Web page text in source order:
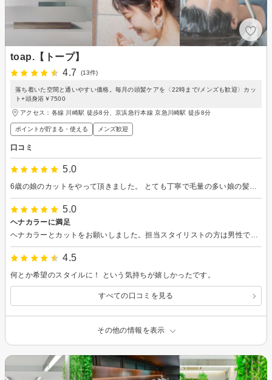
toap.【トープ】
4.7
(13件)
落ち着いた空間と通いやすい価格。毎月の頭髪ケアを〈22時まで/メンズも歓迎〉カッ
ト+頭身浴￥7500
アクセス：各線 川崎駅 徒歩8分、京浜急行本線 京急川崎駅 徒歩8分
ポイントが貯まる・使える メンズ歓迎
口コミ
5.0
6歳の娘のカットをやって頂きました。 とても丁寧で毛量の多い娘の髪を扱いやすくしてもらいました。娘も大満足です！
5.0
ヘナカラーに満足
ヘナカラーとカットをお願いしました。担当スタイリストの方は男性で、知識が豊富で信頼できると感じました。また自宅でのケア方法や提案も丁寧でした。髪の状態も良い感じです。ありがとうございました。
4.5
何とか希望のスタイルに！ という気持ちが嬉しかったです。
すべての口コミを見る
その他の情報を表示